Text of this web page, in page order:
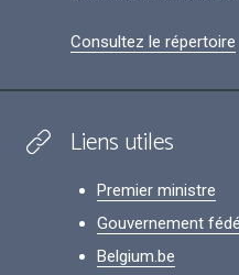
Consultez le répertoire
Liens utiles
Premier ministre
Gouvernement
Belgium.be